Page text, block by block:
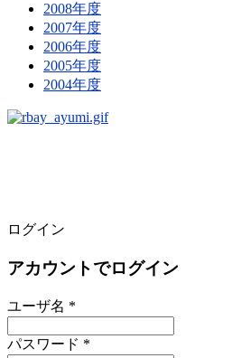
2008年度
2007年度
2006年度
2005年度
2004年度
ログイン
アカウントでログイン
ユーザ名 *
パスワード *